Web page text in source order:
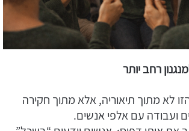
רחב יותר
לא מתוך תיאוריה, אלא מתוך חקירה
ועבודה עם אלפי אנשים.